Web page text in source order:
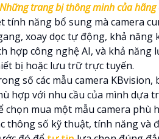
Những trang bị thông minh của hãng
tính năng bổ sung mà camera
xoay dọc tự động, khả năng
hợp công nghệ AI, và khả
bị hoặc lưu trữ trực tuyến.
số các mẫu camera KBvision,
hợp với nhu cầu của mình dựa
chọn mua một mẫu camera phù
thông số kỹ thuật, tính năng và